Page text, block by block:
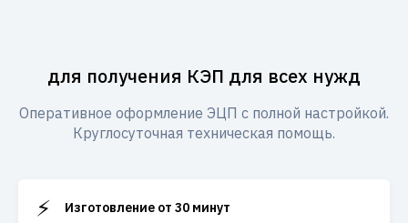
для получения КЭП для всех нужд
Оперативное оформление ЭЦП с полной настройкой.
Круглосуточная техническая помощь.
⚡ Изготовление от 30 минут